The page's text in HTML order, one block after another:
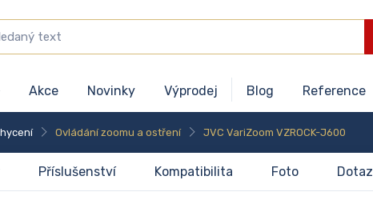
Akce Novinky Výprodej Blog Reference
Ovládání zoomu a ostření JVC VariZoom VZROCK-J600
Příslušenství Kompatibilita Foto Dotaz